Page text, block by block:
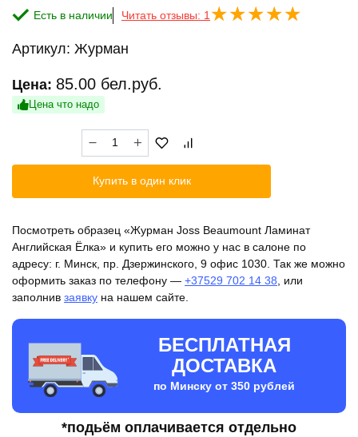
Есть в наличии Читать отзывы: 1
Артикул: Журман
Цена: 85.00 бел.руб.
Цена что надо
Количество
товара
Joss
Английская
Ёлка
Купить в один клик
Посмотреть образец «Журман Joss Beaumount Ламинат
Английская Ёлка» и купить его можно у нас в салоне по
адресу: г. Минск, пр. Дзержинского, 9 офис 1030. Так же можно
оформить заказ по телефону — +37529 702 14 38 , или
заполнив заявку на нашем сайте.
БЕСПЛАТНАЯ
ДОСТАВКА
по Минску от 350 рублей
*подьём оплачивается отдельно